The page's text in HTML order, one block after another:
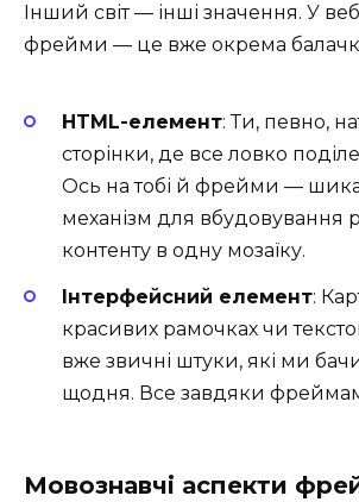
Інший світ — інші значення. У
фрейми — це вже окрема
HTML-елемент: Ти, певно,
сторінки, де все ловко
Ось на тобі й фрейми —
механізм для вбудовування
контенту в одну мозаїку.
Інтерфейсний елемент:
красивих рамочках чи
вже звичні штуки, які ми
щодня. Все завдяки
Мовознавчі аспекти